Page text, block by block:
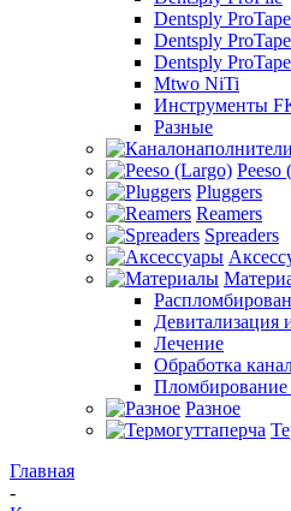
Dentsply
Dentsply
Dentsply
Mtwo NiTi
Инструменты
Разные
Peeso
Pluggers
Reamers
Spreaders
Девитализация
Лечение
Обработка
Пломбирование
Разное
Главная
-